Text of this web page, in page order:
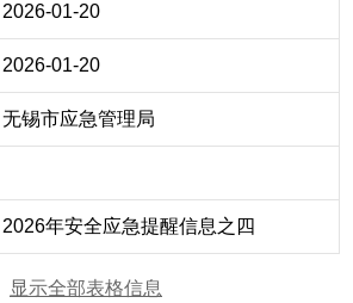
2026-01-20
2026-01-20
无锡市应急管理局
2026年安全应急提醒信息之四
显示全部表格信息